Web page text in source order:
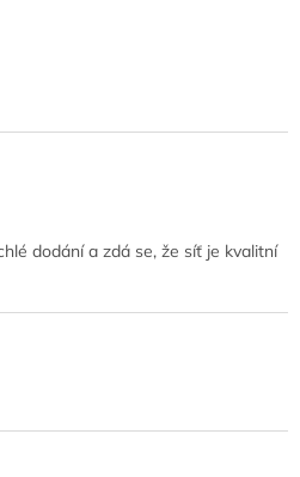
je 4 z 5 hvězdiček.
je 5 z 5 hvězdiček.
dodání a zdá se, že síť je kvalitní
je 5 z 5 hvězdiček.